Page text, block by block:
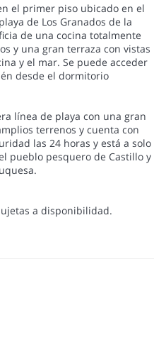
el primer piso ubicado en el
de Los Granados de la
de una cocina totalmente
y una gran terraza con vistas
y el mar. Se puede acceder
desde el dormitorio
línea de playa con una gran
terrenos y cuenta con
las 24 horas y está a solo
pueblo pesquero de Castillo y
a disponibilidad.